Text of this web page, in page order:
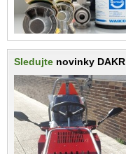
Sledujte novinky DAKR